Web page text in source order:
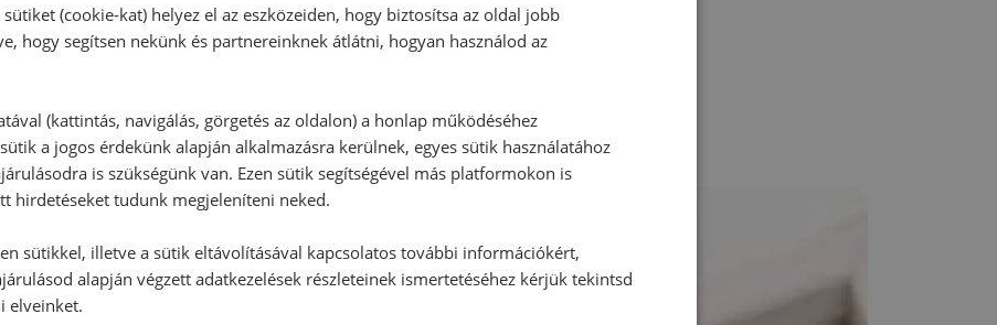
RECEPTAJÁNLÓ
(cookie-kat) helyez el az eszközeiden, hogy biztosítsa az oldal jobb
hogy segítsen nekünk és partnereinknek átlátni, hogyan használod az
(kattintás, navigálás, görgetés az oldalon) a honlap működéséhez
a jogos érdekünk alapján alkalmazásra kerülnek, egyes sütik használatához
is szükségünk van. Ezen sütik segítségével más platformokon is
hirdetéseket tudunk megjeleníteni neked.
sütikkel, illetve a sütik eltávolításával kapcsolatos további információkért,
alapján végzett adatkezelések részleteinek ismertetéséhez kérjük tekintsd
elveinket.